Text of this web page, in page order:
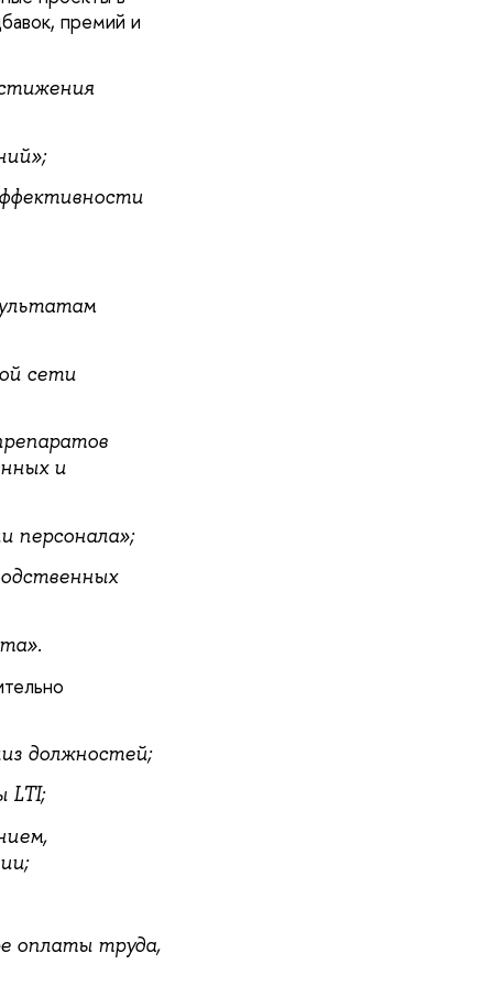
премий и
сети
и
персонала»;
должностей;
LTI;
оплаты труда,